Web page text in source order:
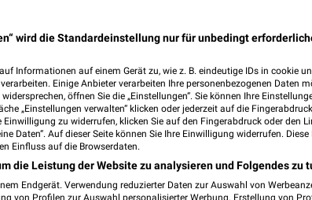
wird die Standardeinstellung nur für unbedingt
Informationen auf einem Gerät zu, wie z. B. eindeutige IDs in cookie
Einige Anbieter verarbeiten Ihre personenbezogenen Daten
öffnen Sie die „Einstellungen“. Sie können Ihre
„Einstellungen verwalten“ klicken oder jederzeit auf die
zu widerrufen, klicken Sie auf den Fingerabdruck oder den
Daten“. Auf dieser Seite können Sie Ihre Einwilligung widerrufen.
Einfluss auf die Browserdaten.
die Leistung der Website zu analysieren und Folgendes zu
Endgerät. Verwendung reduzierter Daten zur Auswahl von
von Profilen zur Auswahl personalisierter Werbung. Erstellung von